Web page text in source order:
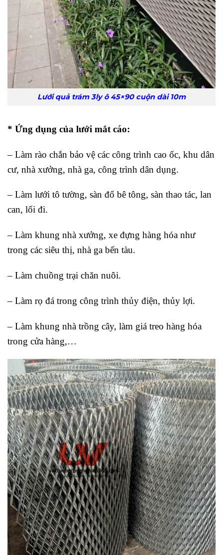
Lưới quả trám 3ly ô 45×90 cuộn dài 10m
* Ứng dụng của lưới mắt cáo:
– Làm rào chắn bảo vệ các công trình cao ốc, khu dân
cư, nhà xưởng, nhà ga, công trình dân dụng.
– Làm lưới tô tường, sàn đổ bê tông, sàn thao tác, lan
can, lối đi.
– Làm khung nhà xưởng, xe đựng hàng hóa như
trong các siêu thị, nhà ga bến tàu.
– Làm chuồng trại chăn nuôi.
– Làm rọ đá trong công trình thủy điện, thủy lợi.
– Làm khung nhà trồng cây, làm giá treo hàng hóa
trong cửa hàng,…